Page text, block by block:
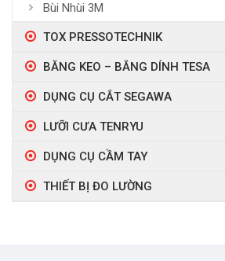
Bùi Nhùi 3M
TOX PRESSOTECHNIK
BĂNG KEO – BĂNG DÍNH TESA
DỤNG CỤ CẮT SEGAWA
LƯỠI CƯA TENRYU
DỤNG CỤ CẦM TAY
THIẾT BỊ ĐO LƯỜNG